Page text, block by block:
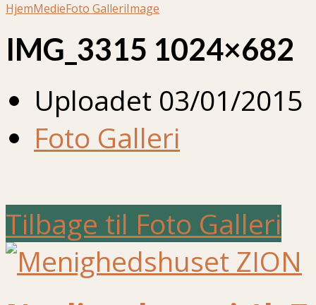
HjemMedieFoto GalleriImage
IMG_3315 1024×682
Uploadet 03/01/2015
Foto Galleri
Tilbage til Foto Galleri